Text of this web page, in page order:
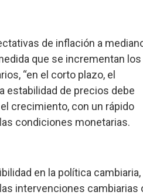
de inflación a
que se incrementan los
“en el corto plazo, el
estabilidad de precios debe
crecimiento, con un rápido
condiciones monetarias.
en la política cambiaria,
intervenciones cambiarias